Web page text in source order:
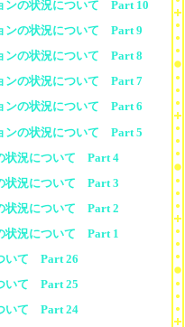
ンの状況について Part 10
ンの状況について Part 9
ンの状況について Part 8
ンの状況について Part 7
ンの状況について Part 6
ンの状況について Part 5
状況について Part 4
状況について Part 3
状況について Part 2
状況について Part 1
いて Part 26
いて Part 25
いて Part 24